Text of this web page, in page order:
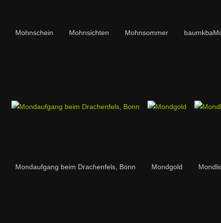
Mohnschein Mohnsichten Mohnsommer
Mondaufgang beim Drachenfels, Bonn Mondgold